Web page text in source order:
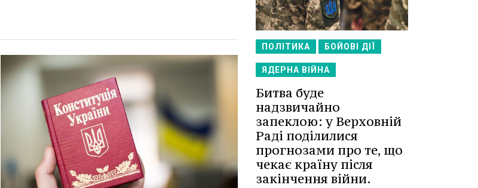
ПОЛІТИКА БОЙОВІ ДІЇ
ЯДЕРНА ВІЙНА
Битва буде
надзвичайно
запеклою: у Верховній
Раді поділилися
прогнозами про те, що
чекає країну після
закінчення війни.